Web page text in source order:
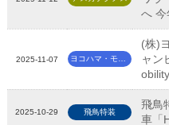
へ 今
2025-11-07 ヨコハマ・モーターセールス
(株)
ャン
2025-10-29 飛鳥特装
飛鳥
車「